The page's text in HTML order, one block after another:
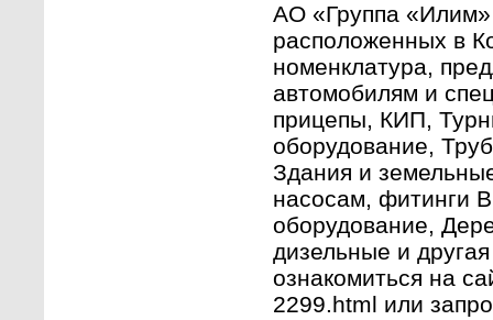
АО «Группа «Илим»
расположенных в
номенклатура,
автомобилям и
прицепы, КИП,
оборудование,
Здания и
насосам, фитинги
оборудование,
дизельные и
ознакомиться на
2299.html или